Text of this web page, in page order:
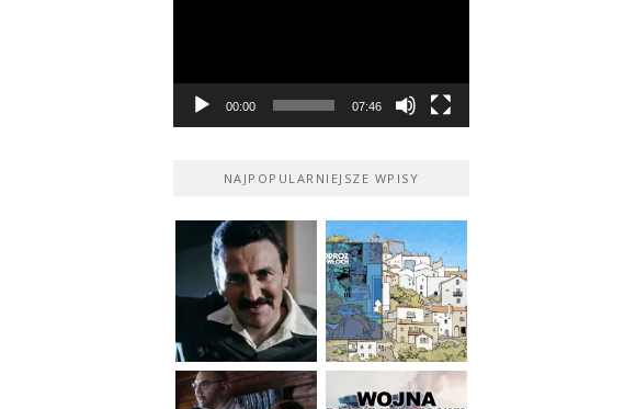
00:00 07:46
NAJPOPULARNIEJSZE WPISY